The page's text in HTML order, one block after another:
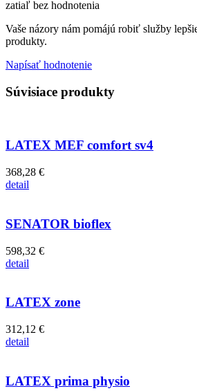
zatiaľ bez hodnotenia
Vaše názory nám pomájú robiť služby
produkty.
Napísať hodnotenie
Súvisiace produkty
LATEX MEF comfort sv4
368,28 €
detail
SENATOR bioflex
598,32 €
detail
LATEX zone
312,12 €
detail
LATEX prima physio